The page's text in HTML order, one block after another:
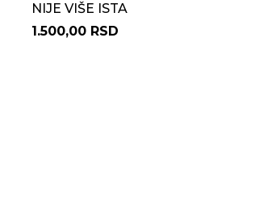
NIJE VIŠE ISTA
1.500,00 RSD